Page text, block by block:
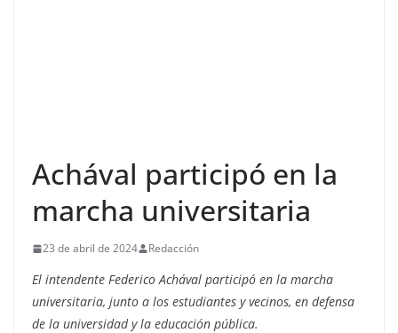
Achával participó en la
marcha universitaria
23 de abril de 2024 Redacción
El intendente Federico Achával participó en la marcha
universitaria, junto a los estudiantes y vecinos, en defensa
de la universidad y la educación pública.